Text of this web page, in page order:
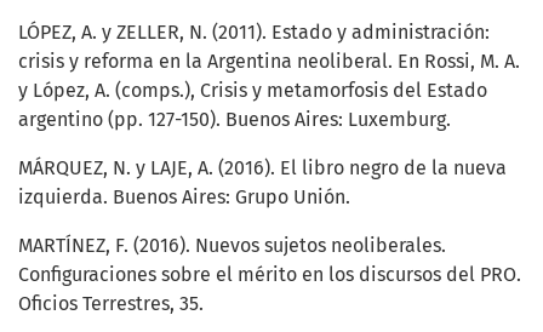
LÓPEZ, A. y ZELLER, N. (2011). Estado y administración:
crisis y reforma en la Argentina neoliberal. En Rossi, M. A.
y López, A. (comps.), Crisis y metamorfosis del Estado
argentino (pp. 127-150). Buenos Aires: Luxemburg.
MÁRQUEZ, N. y LAJE, A. (2016). El libro negro de la nueva
izquierda. Buenos Aires: Grupo Unión.
MARTÍNEZ, F. (2016). Nuevos sujetos neoliberales.
Configuraciones sobre el mérito en los discursos del PRO.
Oficios Terrestres, 35.